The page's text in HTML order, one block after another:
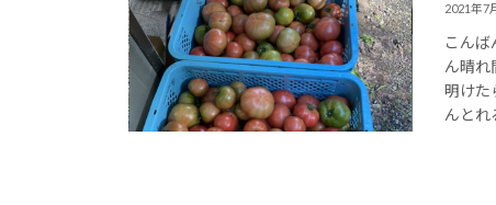
2021年7
こんば
ん晴れ
明けた
んとれ